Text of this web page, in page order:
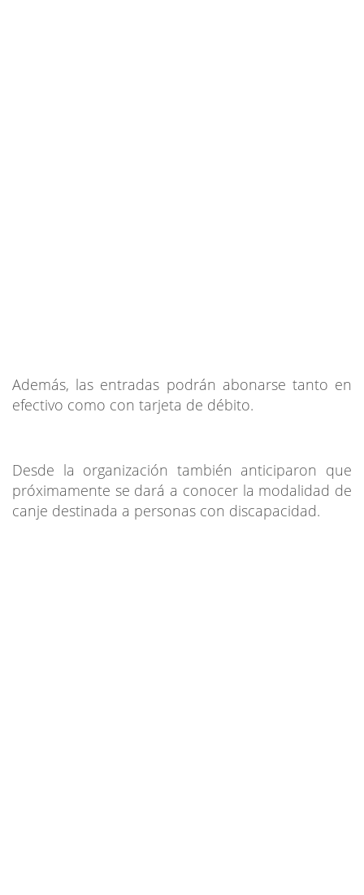
Además, las entradas podrán abonarse tanto en
efectivo como con tarjeta de débito.
Desde la organización también anticiparon que
próximamente se dará a conocer la modalidad de
canje destinada a personas con discapacidad.